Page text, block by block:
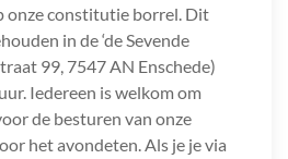
onze constitutie borrel. Dit
in de ‘de Sevende
99, 7547 AN Enschede)
Iedereen is welkom om
de besturen van onze
het avondeten. Als je je via